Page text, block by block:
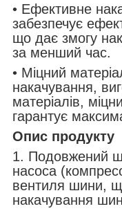
• Ефективне
забезпечує
що дає змогу
за менший час.
• Міцний
накачування,
матеріалів,
гарантує
Опис продукту
1. Подовжений
насоса
вентиля шини,
накачування